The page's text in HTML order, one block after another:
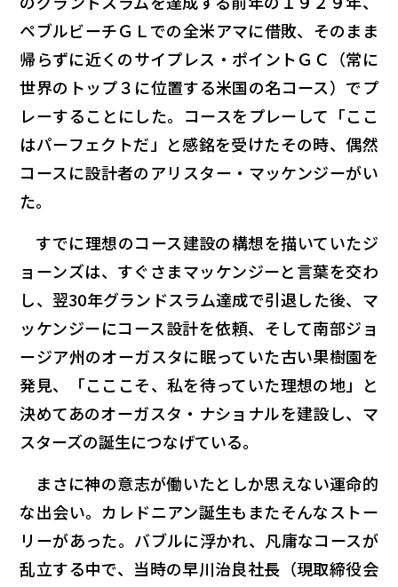
ペブルビーチＧＬでの全米アマに借敗、そのまま
帰らずに近くのサイプレス・ポイントＧＣ（常に
世界のトップ３に位置する米国の名コース）でプ
レーすることにした。コースをプレーして「ここ
はパーフェクトだ」と感銘を受けたその時、偶然
コースに設計者のアリスター・マッケンジーがい
た。
すでに理想のコース建設の構想を描いていたジ
ョーンズは、すぐさまマッケンジーと言葉を交わ
し、翌30年グランドスラム達成で引退した後、マ
ッケンジーにコース設計を依頼、そして南部ジョ
ージア州のオーガスタに眠っていた古い果樹園を
発見、「こここそ、私を待っていた理想の地」と
決めてあのオーガスタ・ナショナルを建設し、マ
スターズの誕生につなげている。
まさに神の意志が働いたとしか思えない運命的
な出会い。カレドニアン誕生もまたそんなストー
リーがあった。バブルに浮かれ、凡庸なコースが
乱立する中で、当時の早川治良社長（現取締役会